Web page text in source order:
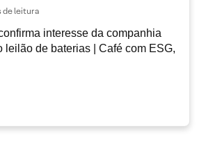
de leitura
interesse da companhia
leilão de baterias | Café com ESG,